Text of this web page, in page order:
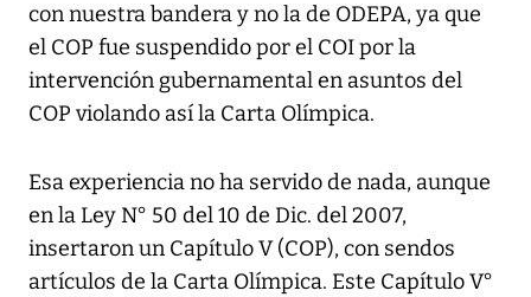
con nuestra bandera y no la de ODEPA, ya que
el COP fue suspendido por el COI por la
intervención gubernamental en asuntos del
COP violando así la Carta Olímpica.
Esa experiencia no ha servido de nada, aunque
en la Ley N° 50 del 10 de Dic. del 2007,
insertaron un Capítulo V (COP), con sendos
artículos de la Carta Olímpica. Este Capítulo V°